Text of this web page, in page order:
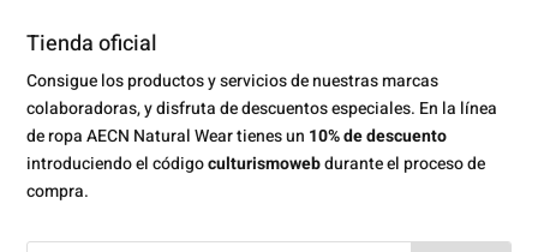
Tienda oficial
Consigue los productos y servicios de nuestras marcas
colaboradoras, y disfruta de descuentos especiales. En la línea
de ropa AECN Natural Wear tienes un 10% de descuento
introduciendo el códigoculturismowebdurante el proceso de
compra.